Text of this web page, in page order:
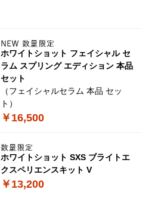
ホワイトショット フェイシャル セ
ラム スプリング エディション 本品
セット
（フェイシャルセラム 本品 セッ
ト）
￥16,500
ホワイトショット SXS ブライトエ
クスペリエンスキット V
￥13,200